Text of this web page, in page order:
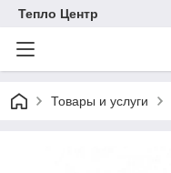
Тепло Центр
Товары и услуги